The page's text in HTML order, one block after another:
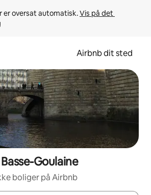
er oversat automatisk. Vis på det
Airbnb dit sted
Goulaine
boliger på Airbnb